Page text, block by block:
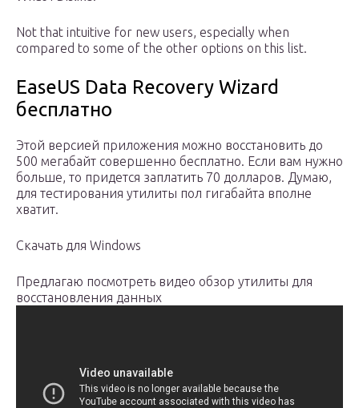
Not that intuitive for new users, especially when
compared to some of the other options on this list.
EaseUS Data Recovery Wizard
бесплатно
Этой версией приложения можно восстановить до
500 мегабайт совершенно бесплатно. Если вам нужно
больше, то придется заплатить 70 долларов. Думаю,
для тестирования утилиты пол гигабайта вполне
хватит.
Скачать для Windows
Предлагаю посмотреть видео обзор утилиты для
восстановления данных